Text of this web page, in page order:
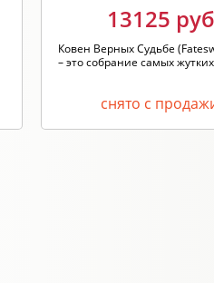
13125
Ковен Верных Судьбе
– это собрание самых жутких
снято с